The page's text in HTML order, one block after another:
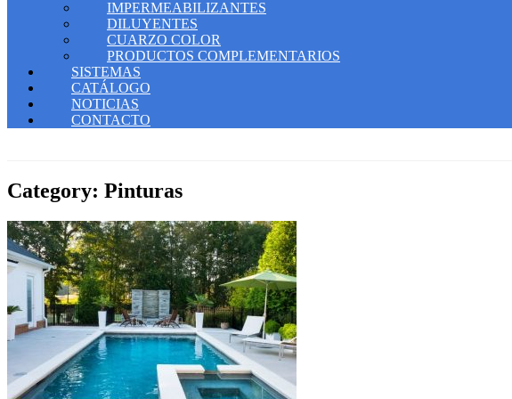
IMPERMEABILIZANTES
DILUYENTES
CUARZO COLOR
PRODUCTOS COMPLEMENTARIOS
SISTEMAS
CATÁLOGO
NOTICIAS
CONTACTO
Category: Pinturas